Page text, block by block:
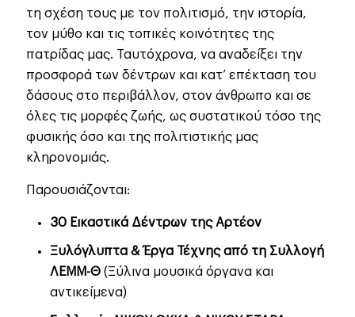
τη σχέση τους με τον πολιτισμό, την ιστορία,
τον μύθο και τις τοπικές κοινότητες της
πατρίδας μας. Ταυτόχρονα, να αναδείξει την
προσφορά των δέντρων και κατ’ επέκταση του
δάσους στο περιβάλλον, στον άνθρωπο και σε
όλες τις μορφές ζωής, ως συστατικού τόσο της
φυσικής όσο και της πολιτιστικής μας
κληρονομιάς.
Παρουσιάζονται:
30 Εικαστικά Δέντρων της Αρτέον
Ξυλόγλυπτα & Έργα Τέχνης από τη Συλλογή
ΛΕΜΜ-Θ (Ξύλινα μουσικά όργανα και
αντικείμενα)